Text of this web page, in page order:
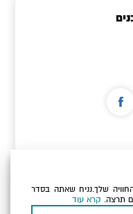
שלך.נניח שאתה בסדר
תרצה. קרא עוד